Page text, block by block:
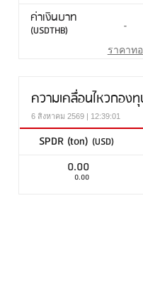
ค่าเงินบาท
(USDTHB) -
ราคาท
ความเคลื่อนไหวกอง
6 สิงหาคม 2569 | 12:39:01
SPDR (ton) (USD)
0.00
0.00